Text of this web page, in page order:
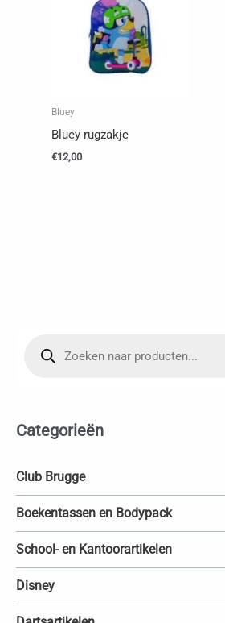
n
z
k
e
n
Categorieën
Club Brugge
Boekentassen en Bodypack
School- en Kantoorartikelen
Disney
Bluey
Bluey rugzakje
€12,00